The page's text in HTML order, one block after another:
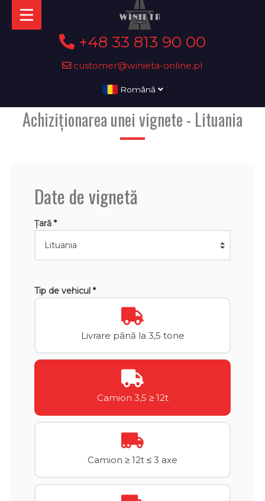
+48 33 813 90 00
customer@winieta-online.pl
Română
Achiziționarea unei vignete - Lituania
Date de vignetă
Țară *
Tip de vehicul *
Livrare până la 3,5 tone
Camion 3,5 ≥ 12t
Camion ≥ 12t ≤ 3 axe